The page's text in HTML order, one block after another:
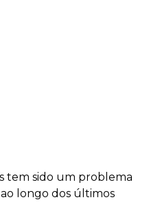
tem sido um problema
longo dos últimos